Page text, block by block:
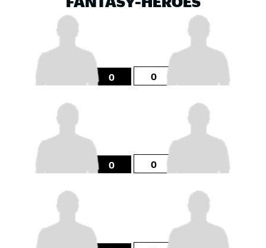
0 0
0 0